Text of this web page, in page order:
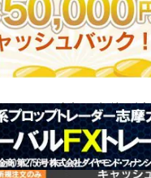
バック金額の条件は以